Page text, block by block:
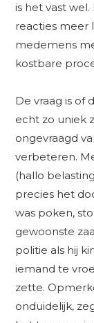
is het vast
reacties meer
medemens
kostbare
De vraag is of
echt zo uniek
ongevraagd
verbeteren.
(hallo
precies het
was poken,
gewoonste
politie als hij
iemand te
zette.
onduidelijk,